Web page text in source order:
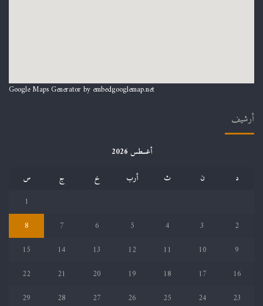
Google Maps Generator by embedgooglemap.net
أرشيف
أغسطس 2026
د
ن ث أرب خ ج
س
1
2
3
4
5
6
7
8
9
10
11
12
13
14
15
16
17
18
19
20
21
22
23
24
25
26
27
28
29